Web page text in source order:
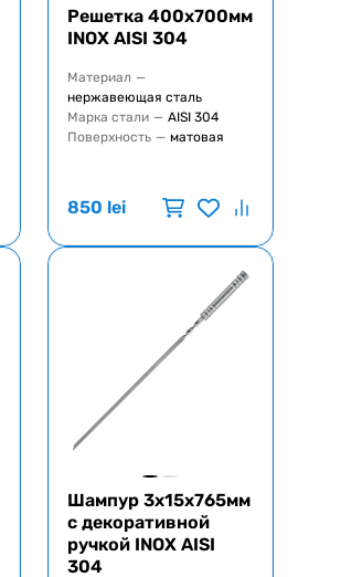
Решетка 400x700мм
INOX AISI 304
Материал —
нержавеющая сталь
Марка стали — AISI 304
Поверхность — матовая
850 lei
Шампур 3х15х765мм
с декоративной
ручкой INOX AISI
304